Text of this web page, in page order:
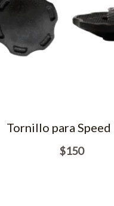
Tornillo para Speed
$150